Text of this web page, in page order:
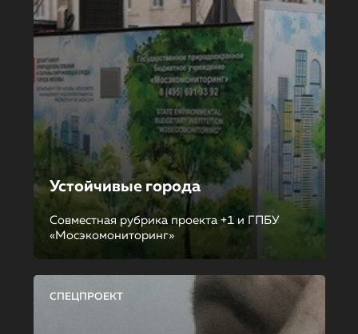
Устойчивые города
Совместная рубрика проекта +1 и ГПБУ
«Мосэкомониторинг»
СПЕЦПРОЕКТ